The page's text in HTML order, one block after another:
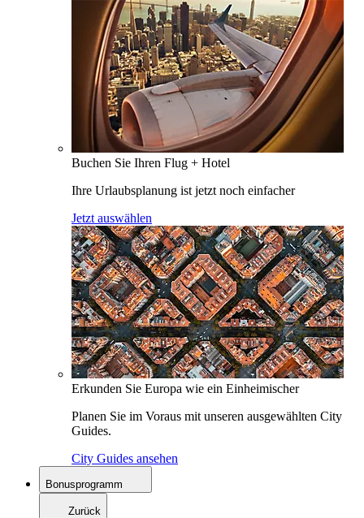
Buchen Sie Ihren Flug + Hotel
Ihre Urlaubsplanung ist jetzt noch einfacher
Jetzt auswählen
Erkunden Sie Europa wie ein Einheimischer
Planen Sie im Voraus mit unseren ausgewählten City
Guides.
City Guides ansehen
Bonusprogramm
Zurück